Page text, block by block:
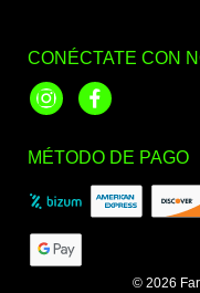
CONÉCTATE CON
InstagramFacebook
MÉTODO DE PAGO
© 2026